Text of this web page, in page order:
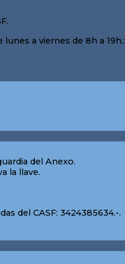
a viernes de 8h a 19h.:
del Anexo.
la llave.
del CASF: 3424385634.-.